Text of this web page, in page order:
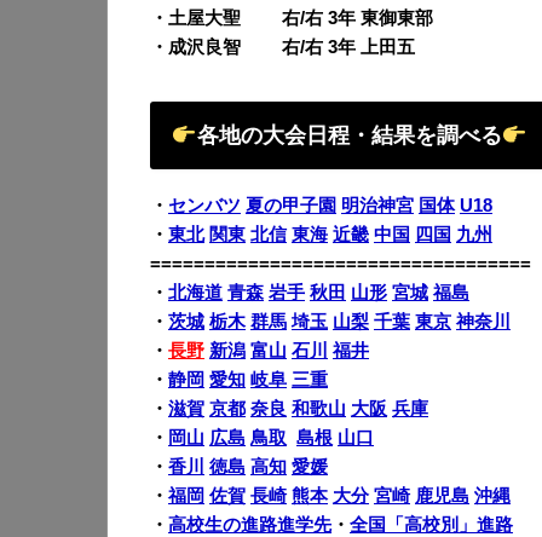
・土屋大聖 右/右 3年 東御東部
・成沢良智 右/右 3年 上田五
各地の大会日程・結果を調べる
・ センバツ 夏の甲子園 明治神宮 国体 U18
・ 東北 関東 北信 東海 近畿 中国 四国 九州
===================================
・ 北海道 青森 岩手 秋田 山形 宮城 福島
・ 茨城 栃木 群馬 埼玉 山梨 千葉 東京 神奈川
・ 長野 新潟 富山 石川
福井
・ 静岡 愛知 岐阜 三重
・ 滋賀 京都 奈良 和歌山 大阪 兵庫
・ 岡山 広島 鳥取 島根 山口
・ 香川 徳島 高知 愛媛
・ 福岡 佐賀 長崎 熊本 大分 宮崎 鹿児島 沖縄
・ 高校生の進路進学先・ 全国「高校別」進路